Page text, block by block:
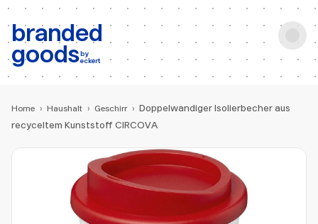
branded
goodsby
eckert
b: Produktsuche
Home › Haushalt › Geschirr › Doppelwandiger Isolierbecher aus
recyceltem Kunststoff CIRCOVA